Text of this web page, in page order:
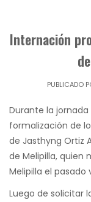
Internación
PUBLICADO
Durante la
formalización de
de Jasthyng Ortiz
de Melipilla, quien
Melipilla el pasado
Luego de solicitar